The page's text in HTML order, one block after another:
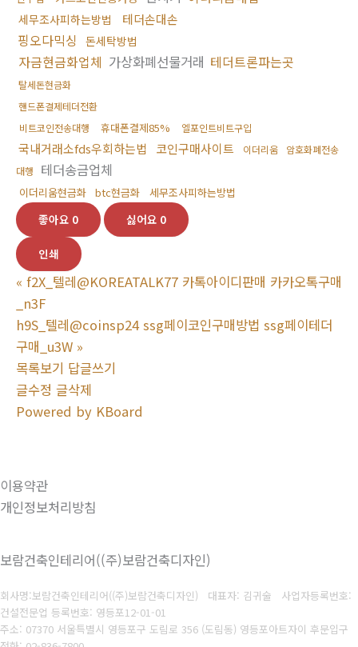
세무조사피하는방법 테더손대손
핑오다믹싱 돈세탁방법
자금현금화업체 가상화폐선물거래 테더트론파는곳
탈세돈현금화
핸드폰결제테더전환
비트코인전송대행
휴대폰결제85% 엘포인트비트구입
국내거래소fds우회하는법 코인구매사이트 이더리움
암호화폐전송
대행
테더송금업체
이더리움현금화 btc현금화 세무조사피하는방법
좋아요 0 싫어요 0
인쇄
« f2X_텔레@KOREATALK77 카톡아이디판매 카카오톡구매
_n3F
h9S_텔레@coinsp24 ssg페이코인구매방법 ssg페이테더
구매_u3W »
목록보기 답글쓰기
글수정 글삭제
Powered by KBoard
이용약관
개인정보처리방침
보람건축인테리어((주)보람건축디자인)
회사명:보람건축인테리어((주)보람건축디자인) 대표자: 김귀술 사업자등록번호:
건설전문업 등록번호: 영등포12-01-01
주소: 07370 서울특별시 영등포구 도림로 356 (도림동) 영등포아트자이 후문입구